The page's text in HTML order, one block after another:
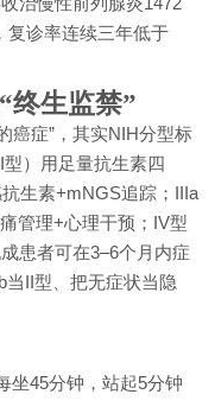
复诊率连续三年低于
终生监禁”
癌症”，其实NIH分型标
）用足量抗生素四
生素+mNGS追踪；IIIa
管理+心理干预；IV型
患者可在3–6个月内症
II型、把无症状当隐
坐45分钟，站起5分钟